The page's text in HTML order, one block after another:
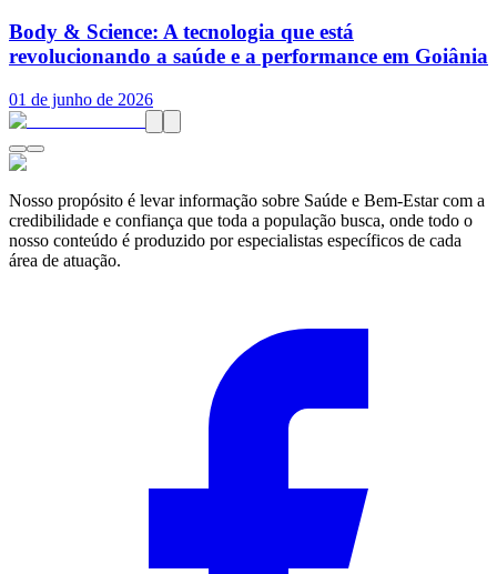
Body & Science: A tecnologia que está
revolucionando a saúde e a performance em Goiânia
01 de junho de 2026
Nosso propósito é levar informação sobre Saúde e Bem-Estar com a
credibilidade e confiança que toda a população busca, onde todo o
nosso conteúdo é produzido por especialistas específicos de cada
área de atuação.